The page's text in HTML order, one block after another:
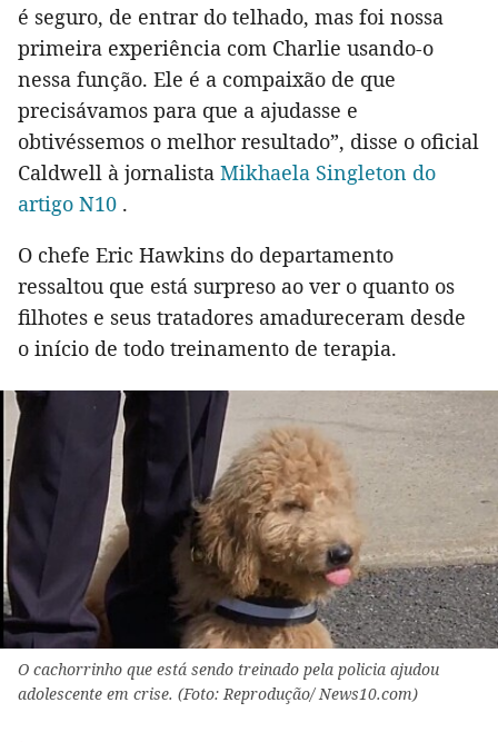
é seguro, de entrar do telhado, mas foi nossa
primeira experiência com Charlie usando-o
nessa função. Ele é a compaixão de que
precisávamos para que a ajudasse e
obtivéssemos o melhor resultado”, disse o oficial
Caldwell à jornalista Mikhaela Singleton do
artigo N10 .
O chefe Eric Hawkins do departamento
ressaltou que está surpreso ao ver o quanto os
filhotes e seus tratadores amadureceram desde
o início de todo treinamento de terapia.
O cachorrinho que está sendo treinado pela policia ajudou
adolescente em crise. (Foto: Reprodução/ News10.com)